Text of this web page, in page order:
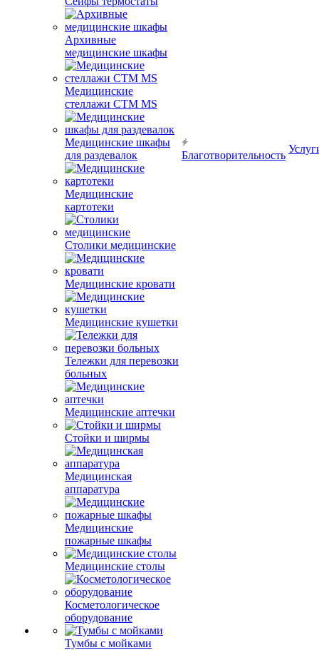
Архивные
медицинские шкафы
Медицинские
стеллажи CTM MS
Медицинские шкафы
для раздевалок
Медицинские
картотеки
Столики медицинские
Медицинские кровати
Медицинские кушетки
Тележки для перевозки
больных
Медицинские аптечки
Стойки и ширмы
Медицинская
аппаратура
Медицинские
пожарные шкафы
Медицинские столы
Косметологическое
оборудование
Тумбы с мойками
Благотворительность